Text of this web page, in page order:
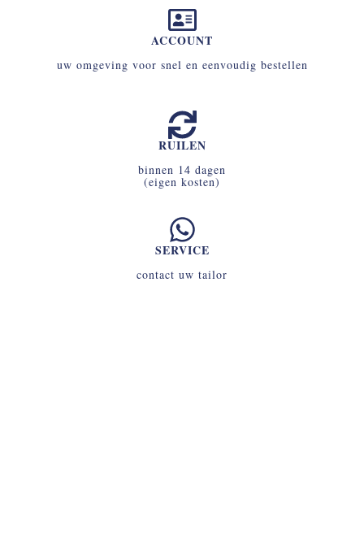
ACCOUNT
uw omgeving voor snel en eenvoudig bestellen
RUILEN
binnen 14 dagen
(eigen kosten)
SERVICE
contact uw tailor